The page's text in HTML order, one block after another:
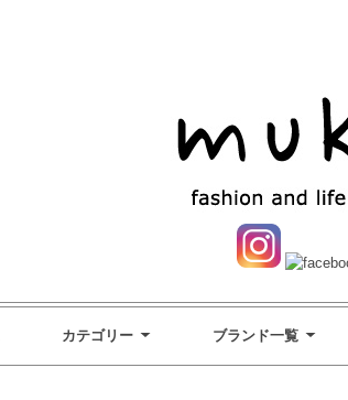
カテゴリー ブランド一覧